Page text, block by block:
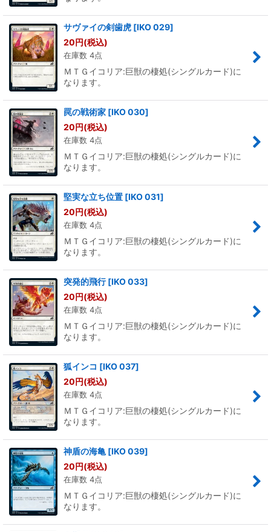
サヴァイの剣歯虎 [IKO 029]
20円(税込)
在庫数 4点
ＭＴＧイコリア:巨獣の棲処(シングルカード)に
なります。
罠の戦術家 [IKO 030]
20円(税込)
在庫数 4点
ＭＴＧイコリア:巨獣の棲処(シングルカード)に
なります。
堅実な立ち位置 [IKO 031]
20円(税込)
在庫数 4点
ＭＴＧイコリア:巨獣の棲処(シングルカード)に
なります。
突発的飛行 [IKO 033]
20円(税込)
在庫数 4点
ＭＴＧイコリア:巨獣の棲処(シングルカード)に
なります。
狐インコ [IKO 037]
20円(税込)
在庫数 4点
ＭＴＧイコリア:巨獣の棲処(シングルカード)に
なります。
神盾の海亀 [IKO 039]
20円(税込)
在庫数 4点
ＭＴＧイコリア:巨獣の棲処(シングルカード)に
なります。